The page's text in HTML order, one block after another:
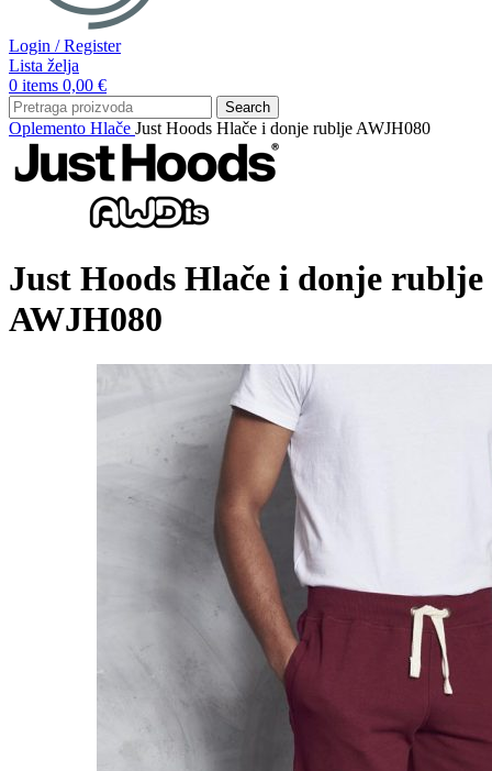
Login / Register
Lista želja
0 items 0,00 €
Search
Oplemento Hlače Just Hoods Hlače i donje rublje AWJH080
Just Hoods Hlače i donje rublje
AWJH080